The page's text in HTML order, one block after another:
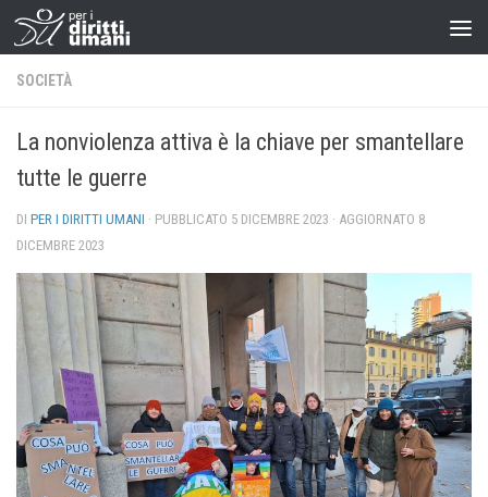
SOCIETÀ
La nonviolenza attiva è la chiave per smantellare
tutte le guerre
DI PER I DIRITTI UMANI · PUBBLICATO 5 DICEMBRE 2023 · AGGIORNATO 8
DICEMBRE 2023